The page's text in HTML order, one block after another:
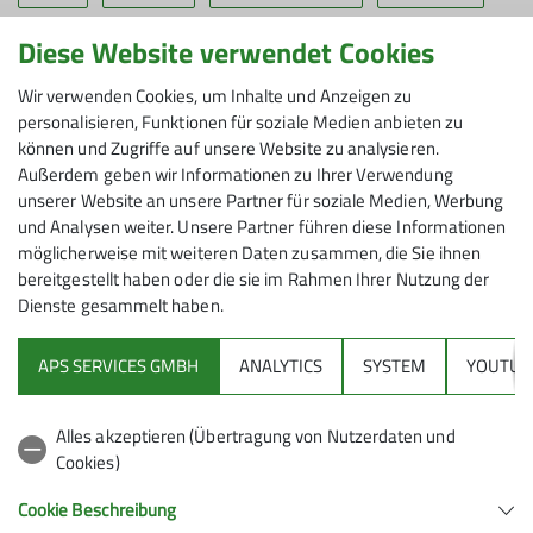
Klettergruppe Hachenburg Klettern Klettersportgruppen
Kletterzentrum Mountainbikegruppe Nanomoves News
Offener Wandertreff Sektion Termine Tourenberichte
Wanderangebote Wandergruppe Wandern Wettkampfgruppe
genigini
Kindergeburtstage
Gutscheine
Diese Website verwendet Cookies
Wir verwenden Cookies, um Inhalte und Anzeigen zu
personalisieren, Funktionen für soziale Medien anbieten zu
können und Zugriffe auf unsere Website zu analysieren.
Außerdem geben wir Informationen zu Ihrer Verwendung
unserer Website an unsere Partner für soziale Medien, Werbung
und Analysen weiter. Unsere Partner führen diese Informationen
möglicherweise mit weiteren Daten zusammen, die Sie ihnen
bereitgestellt haben oder die sie im Rahmen Ihrer Nutzung der
Dienste gesammelt haben.
APS SERVICES GMBH ANALYTICS SYSTEM
Alles akzeptieren (Übertragung von Nutzerdaten und
Cookies)
Cookie Beschreibung